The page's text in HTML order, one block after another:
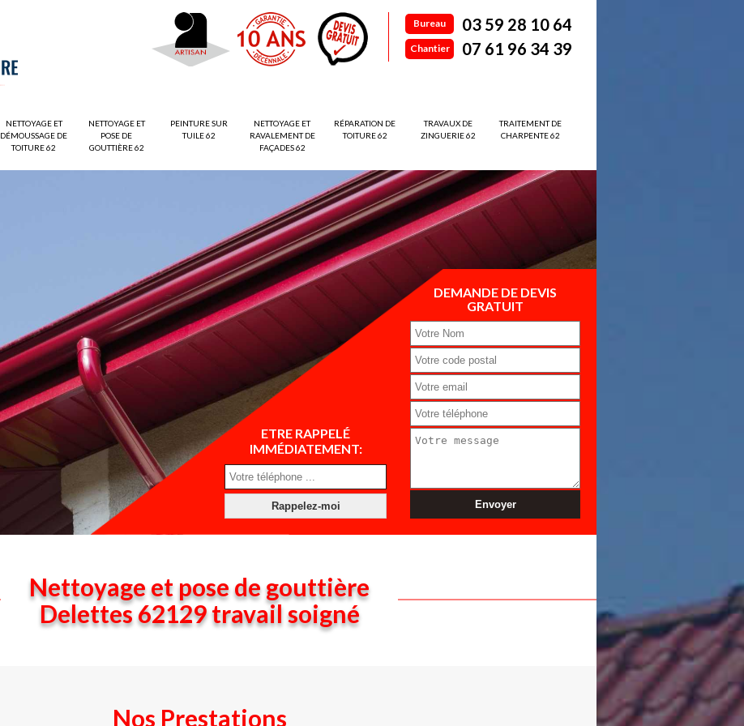
Bureau 03 59 28 10 64
Chantier 07 61 96 34 39
NETTOYAGE ET
DÉMOUSSAGE DE
TOITURE 62
NETTOYAGE ET
POSE DE
GOUTTIÈRE 62
PEINTURE SUR
TUILE 62
NETTOYAGE ET
RAVALEMENT DE
FAÇADES 62
RÉPARATION DE
TOITURE 62
TRAVAUX DE
ZINGUERIE 62
TRAITEMENT DE
CHARPENTE 62
ETRE RAPPELÉ
IMMÉDIATEMENT:
DEMANDE DE DEVIS
GRATUIT
Nettoyage et pose de gouttière
Delettes 62129 travail soigné
Nos Prestations